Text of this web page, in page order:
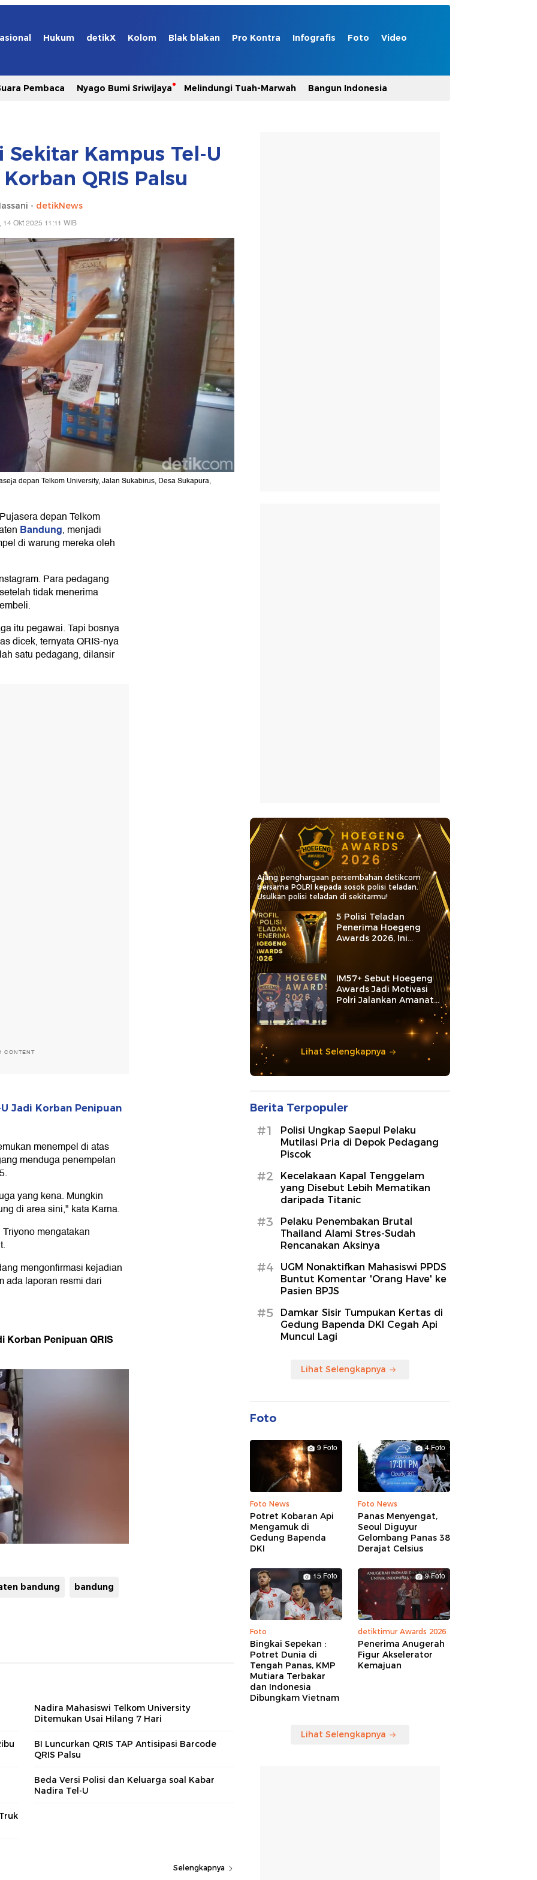
Hukum detikX Kolom Blak blakan Pro Kontra Infografis Foto Video
Pembaca Nyago Bumi Sriwijaya Melindungi Tuah-Marwah Bangun Indonesia
Sekitar Kampus Tel-U
QRIS Palsu
- detikNews
14 Okt 2025 11:11 WIB
depan Telkom University, Jalan Sukabirus, Desa Sukapura,
depan Telkom
Bandung, menjadi
di warung mereka oleh
Para pedagang
tidak menerima
itu pegawai. Tapi bosnya
dicek, ternyata QRIS-nya
satu pedagang, dilansir
CONTENT
Jadi Korban Penipuan
menempel di atas
menduga penempelan
yang kena. Mungkin
di area sini," kata Karna.
mengatakan
mengonfirmasi kejadian
ada laporan resmi dari
Korban Penipuan QRIS
bandung bandung
Nadira Mahasiswi Telkom University
Ditemukan Usai Hilang 7 Hari
BI Luncurkan QRIS TAP Antisipasi Barcode
QRIS Palsu
Beda Versi Polisi dan Keluarga soal Kabar
Nadira Tel-U
Selengkapnya
Ajang penghargaan persembahan detikcom
bersama POLRI kepada sosok polisi teladan.
Usulkan polisi teladan di sekitarmu!
5 Polisi Teladan
Penerima Hoegeng
Awards 2026, Ini
Kategori dan Kiprahnya
IM57+ Sebut Hoegeng
Awards Jadi Motivasi
Polri Jalankan Amanat
Lihat Selengkapnya
Berita Terpopuler
#1
Polisi Ungkap Saepul Pelaku
Mutilasi Pria di Depok Pedagang
Piscok
#2
Kecelakaan Kapal Tenggelam
yang Disebut Lebih Mematikan
daripada Titanic
#3
Pelaku Penembakan Brutal
Thailand Alami Stres-Sudah
Rencanakan Aksinya
#4
UGM Nonaktifkan Mahasiswi PPDS
Buntut Komentar 'Orang Have' ke
Pasien BPJS
#5
Damkar Sisir Tumpukan Kertas di
Gedung Bapenda DKI Cegah Api
Muncul Lagi
Lihat Selengkapnya
Foto
9 Foto
Foto News
Potret Kobaran Api
Mengamuk di
Gedung Bapenda
DKI
4 Foto
Foto News
Panas Menyengat,
Seoul Diguyur
Gelombang Panas 38
Derajat Celsius
15 Foto
Foto
Bingkai Sepekan :
Potret Dunia di
Tengah Panas, KMP
Mutiara Terbakar
dan Indonesia
Dibungkam Vietnam
9 Foto
detiktimur Awards 2026
Penerima Anugerah
Figur Akselerator
Kemajuan
Lihat Selengkapnya